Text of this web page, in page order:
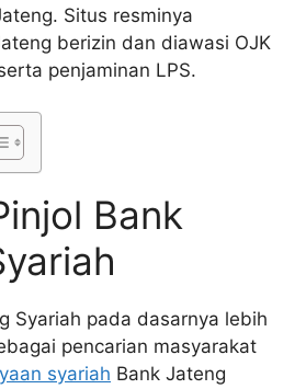
Situs resminya
berizin dan diawasi OJK
penjaminan LPS.
Bank
Syariah pada dasarnya lebih
pencarian masyarakat
syariah Bank Jateng